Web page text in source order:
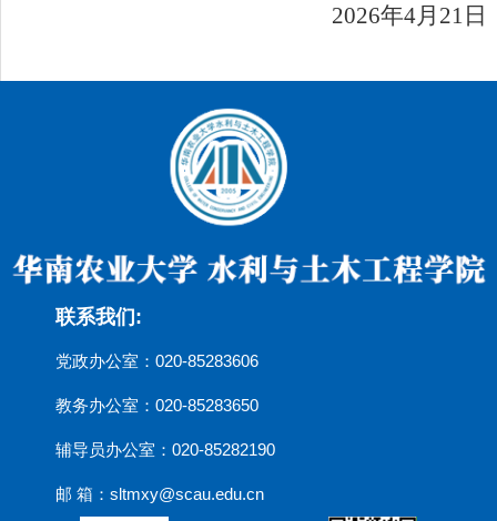
2026年4月 21 日
联系我们:
党政办公室：020-85283606
教务办公室：020-85283650
辅导员办公室：020-85282190
邮 箱：sltmxy@scau.edu.cn